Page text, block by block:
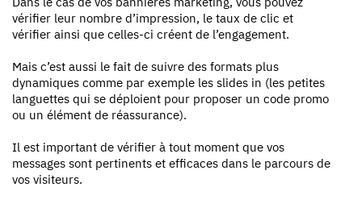
vérifier leur nombre d’impression, le taux de clic et
vérifier ainsi que celles-ci créent de l’engagement.
Mais c’est aussi le fait de suivre des formats plus
dynamiques comme par exemple les slides in (les petites
languettes qui se déploient pour proposer un code promo
ou un élément de réassurance).
Il est important de vérifier à tout moment que vos
messages sont pertinents et efficaces dans le parcours de
vos visiteurs.